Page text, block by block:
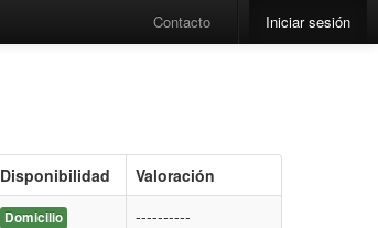
Contacto Iniciar sesión
Disponibilidad Valoración
Domicilio ----------